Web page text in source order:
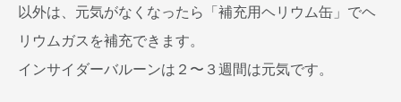
以外は、元気がなくなったら「補充用ヘリウム缶」でヘ
リウムガスを補充できます。
インサイダーバルーンは２〜３週間は元気です。